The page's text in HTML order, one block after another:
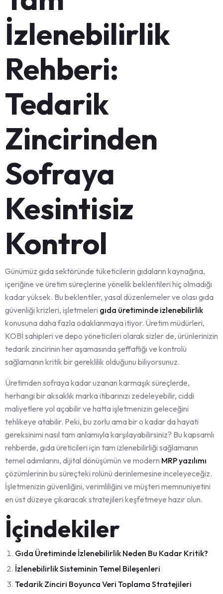
İzlenebilirlik
Rehberi:
Tedarik
Zincirinden
Sofraya
Kesintisiz
Kontrol
Günümüz gıda sektöründe tüketicilerin gıdaların kaynağına,
içeriğine ve üretim süreçlerine yönelik beklentileri hiç olmadığı
kadar yüksek. Bu beklentiler, yasal düzenlemeler ve olası gıda
güvenliği krizleri, işletmeleri gıda üretiminde izlenebilirlik
konusuna daha fazla odaklanmaya itiyor. Üretim müdürleri,
KOBİ sahipleri ve depo yöneticileri olarak sizler de, ürünlerinizin
tedarik zincirinin her aşamasında şeffaflığı ve kontrolü
sağlamanın kritik bir gereklilik olduğunu biliyorsunuz.
Üretimden sofraya kadar uzanan karmaşık süreçlerde,
herhangi bir aksaklık marka itibarınızı zedeleyebilir, ciddi
maliyetlere yol açabilir ve hatta işletmenizin geleceğini
tehlikeye atabilir. Peki, bu zorlu ama bir o kadar da hayati
gereksinimi nasıl tam anlamıyla karşılayabilirsiniz? Bu kapsamlı
rehberde, gıda üreticileri için tam izlenebilirliği sağlamanın
temel adımlarını, dijital dönüşümün ve modern MRP yazılımı
çözümlerinin bu süreçteki rolünü derinlemesine inceleyeceğiz.
İşletmenizin güvenliğini, verimliliğini ve müşteri memnuniyetini
en üst düzeye çıkaracak stratejileri keşfetmeye hazır olun.
İçindekiler
Gıda Üretiminde İzlenebilirlik Neden Bu Kadar Kritik?
İzlenebilirlik Sisteminin Temel Bileşenleri
Tedarik Zinciri Boyunca Veri Toplama Stratejileri